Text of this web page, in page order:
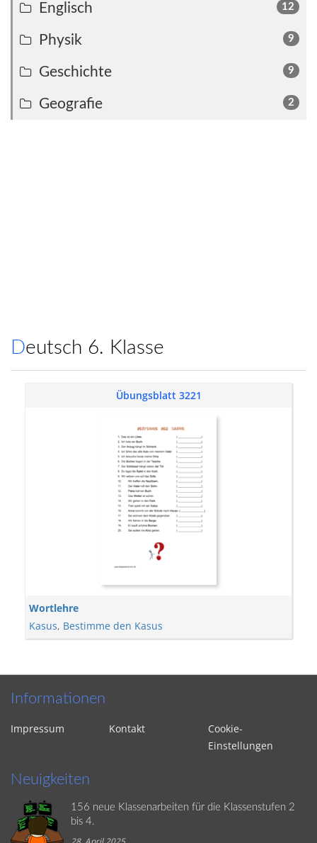
12
Englisch
9
Physik
9
Geschichte
2
Geografie
Deutsch 6. Klasse
Übungsblatt 3221
Wortlehre
Kasus, Bestimme den Kasus
Informationen
Impressum Kontakt
Cookie-
Einstellungen
Neuigkeiten
156 neue Klassenarbeiten für die Klassenstufen 2
bis 4.